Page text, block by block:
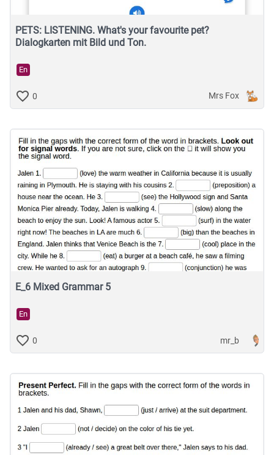
PETS: LISTENING. What's your favourite pet?
Dialogkarten mit Bild und Ton.
En
0 Mrs Fox
E_6 Mixed Grammar 5
En
0 mr_b